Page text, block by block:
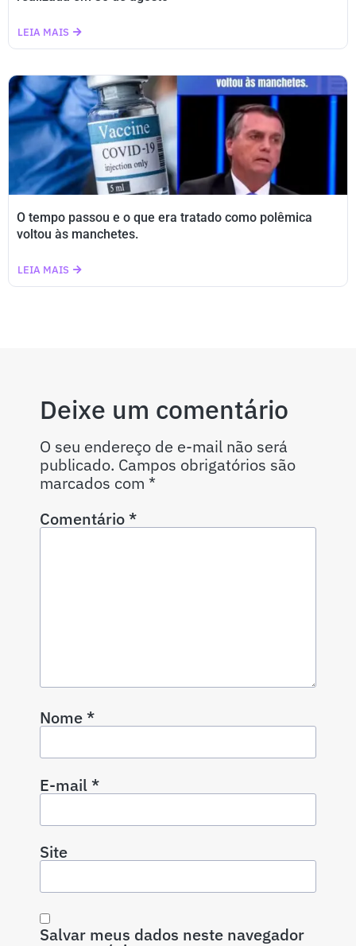
LEIA MAIS
O tempo passou e o que era tratado como polêmica
voltou às manchetes.
LEIA MAIS
Deixe um comentário
O seu endereço de e-mail não será
publicado. Campos obrigatórios são
marcados com *
Comentário*
Nome*
E-mail*
Site
Salvar meus dados neste navegador